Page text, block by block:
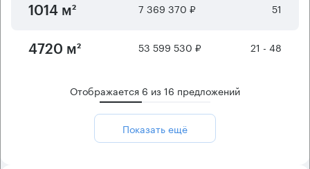
1014 м² 7 369 370 ₽ 51
4720 м² 53 599 530 ₽ 21 - 48
Отображается 6 из16 предложений
Показать ещё